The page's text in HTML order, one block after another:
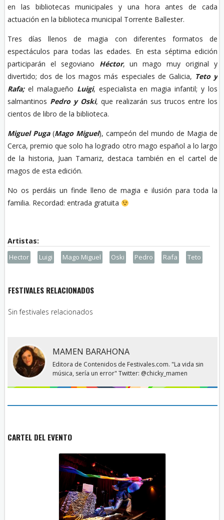
en las bibliotecas municipales y una hora antes de cada
actuación en la biblioteca municipal Torrente Ballester.
Tres días llenos de magia con diferentes formatos de
espectáculos para todas las edades. En esta séptima edición
participarán el segoviano Héctor, un mago muy original y
divertido; dos de los magos más especiales de Galicia, Teto y
Rafa;el malagueño Luigi, especialista en magia infantil; y los
salmantinos Pedro y Oski, que realizarán sus trucos entre los
cientos de libro de la biblioteca.
Miguel Puga(Mago Miguel), campeón del mundo de Magia de
Cerca, premio que solo ha logrado otro mago español a lo largo
de la historia, Juan Tamariz, destaca también en el cartel de
magos de esta edición.
No os perdáis un finde lleno de magia e ilusión para toda la
familia. Recordad: entrada gratuita
Hector Luigi Mago Miguel Oski Pedro Rafa Teto
FESTIVALES RELACIONADOS
Sin festivales relacionados
MAMEN BARAHONA
Editora de Contenidos de Festivales.com. "La vida sin
música, sería un error" Twitter: @chicky_mamen
CARTEL DEL EVENTO